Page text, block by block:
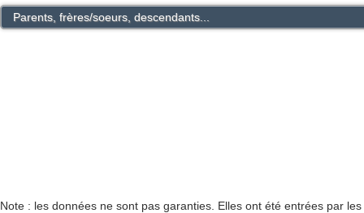
Parents, frères/soeurs, descendants...
Note : les données ne sont pas garanties. Elles ont été entrées par